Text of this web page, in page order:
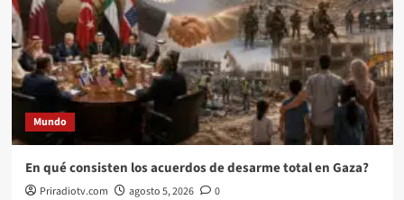
Mundo
En qué consisten los acuerdos de desarme total en Gaza?
Priradiotv.com agosto 5, 2026 0